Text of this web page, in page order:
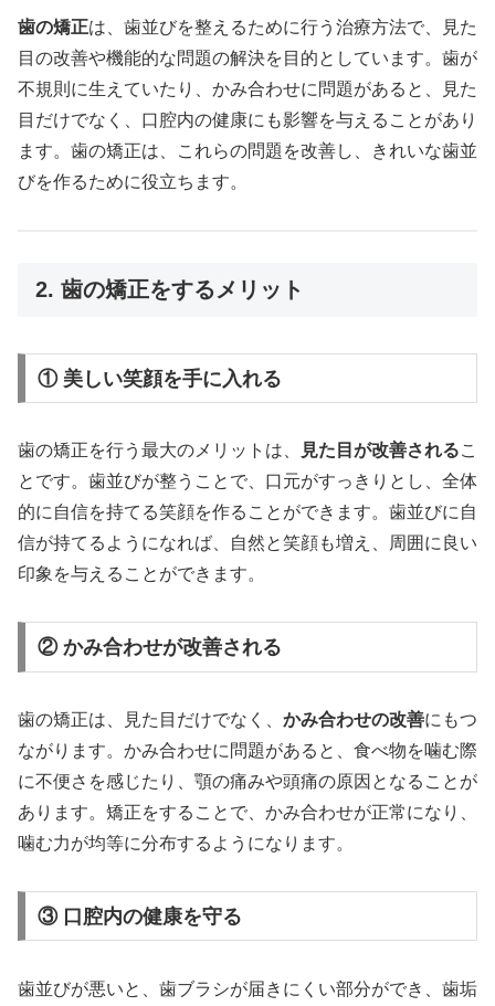
歯の矯正は、歯並びを整えるために行う治療方法で、見た
目の改善や機能的な問題の解決を目的としています。歯が
不規則に生えていたり、かみ合わせに問題があると、見た
目だけでなく、口腔内の健康にも影響を与えることがあり
ます。歯の矯正は、これらの問題を改善し、きれいな歯並
びを作るために役立ちます。
2. 歯の矯正をするメリット
① 美しい笑顔を手に入れる
歯の矯正を行う最大のメリットは、 見た目が改善されるこ
とです。歯並びが整うことで、口元がすっきりとし、全体
的に自信を持てる笑顔を作ることができます。歯並びに自
信が持てるようになれば、自然と笑顔も増え、周囲に良い
印象を与えることができます。
② かみ合わせが改善される
歯の矯正は、見た目だけでなく、 かみ合わせの改善にもつ
ながります。かみ合わせに問題があると、食べ物を噛む際
に不便さを感じたり、顎の痛みや頭痛の原因となることが
あります。矯正をすることで、かみ合わせが正常になり、
噛む力が均等に分布するようになります。
③ 口腔内の健康を守る
歯並びが悪いと、歯ブラシが届きにくい部分ができ、歯垢